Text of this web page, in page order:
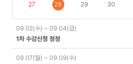
27 28 29 30
09.02(수) ~ 09.04(금)
1차 수강신청 정정
09.07(월) ~ 09.09(수)